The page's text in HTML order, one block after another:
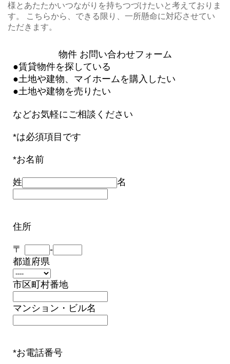
様とあたたかいつながりを持ちつづけたいと考えておりま
す。 こちらから、できる限り、一所懸命に対応させてい
ただきます。
物件 お問い合わせフォーム
●賃貸物件を探している
●土地や建物、マイホームを購入したい
●土地や建物を売りたい
などお気軽にご相談ください
*は必須項目です
*お名前
姓 名
住所
〒
-
都道府県
市区町村番地
マンション・ビル名
*お電話番号